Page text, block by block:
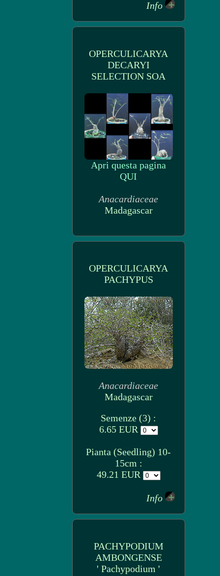
Info
OPERCULICARYA
DECARYI
SELECTION SOA
Apri questa pagina
QUI
Anacardiaceae
Madagascar
OPERCULICARYA
PACHYPUS
Anacardiaceae
Madagascar
Semenze (3) :
6.65 EUR
Pianta (Seedling) 10-
15cm :
49.21 EUR
Info
PACHYPODIUM
AMBONGENSE
' Pachypodium '